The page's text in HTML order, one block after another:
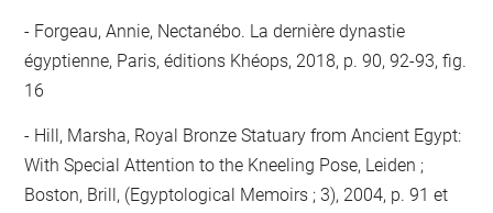
Forgeau, Annie, Nectanébo. La dernière dynastie
égyptienne, Paris, éditions Khéops, 2018, p. 90, 92-93, fig.
16
Hill, Marsha, Royal Bronze Statuary from Ancient Egypt:
With Special Attention to the Kneeling Pose, Leiden ;
Boston, Brill, (Egyptological Memoirs ; 3), 2004, p. 91 et